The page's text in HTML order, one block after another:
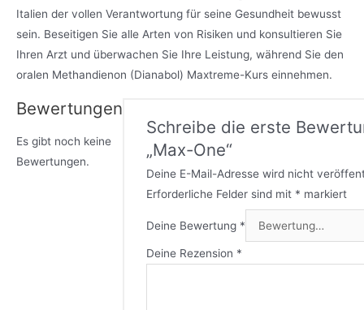
Italien der vollen Verantwortung für seine Gesundheit bewusst
sein. Beseitigen Sie alle Arten von Risiken und konsultieren Sie
Ihren Arzt und überwachen Sie Ihre Leistung, während Sie den
oralen Methandienon (Dianabol) Maxtreme-Kurs einnehmen.
Bewertungen
Es gibt noch keine
Bewertungen.
Schreibe die erste
„Max-One“
Deine E-Mail-Adresse wird nicht
Erforderliche Felder sind mit * markiert
Deine Bewertung *
Deine Rezension *